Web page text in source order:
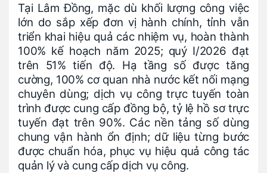
Tại Lâm Đồng, mặc dù khối lượng công việc
lớn do sắp xếp đơn vị hành chính, tỉnh vẫn
triển khai hiệu quả các nhiệm vụ, hoàn thành
100% kế hoạch năm 2025; quý I/2026 đạt
trên 51% tiến độ. Hạ tầng số được tăng
cường, 100% cơ quan nhà nước kết nối mạng
chuyên dùng; dịch vụ công trực tuyến toàn
trình được cung cấp đồng bộ, tỷ lệ hồ sơ trực
tuyến đạt trên 90%. Các nền tảng số dùng
chung vận hành ổn định; dữ liệu từng bước
được chuẩn hóa, phục vụ hiệu quả công tác
quản lý và cung cấp dịch vụ công.